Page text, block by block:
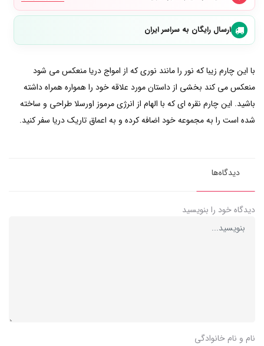
ارسال رایگان به سراسر ایران
با این چارم زیبا که نور را مانند نوری که از امواج دریا منعکس می شود
منعکس می کند بخشی از داستان مورد علاقه خود را همواره همراه داشته
باشید. این چارم نقره ای که با الهام از انرژی مرموز اورسلا طراحی و ساخته
شده است را به مجموعه خود اضافه کرده و به اعماق تاریک دریا سفر کنید.
دیدگاه‌ها
دیدگاه خود را بنویسید
نام و نام خانوادگی